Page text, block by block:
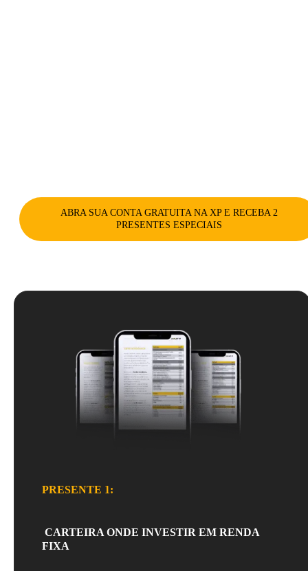
ABRA SUA CONTA GRATUITA NA XP E RECEBA 2
PRESENTES ESPECIAIS
PRESENTE 1:
CARTEIRA ONDE INVESTIR EM RENDA
FIXA